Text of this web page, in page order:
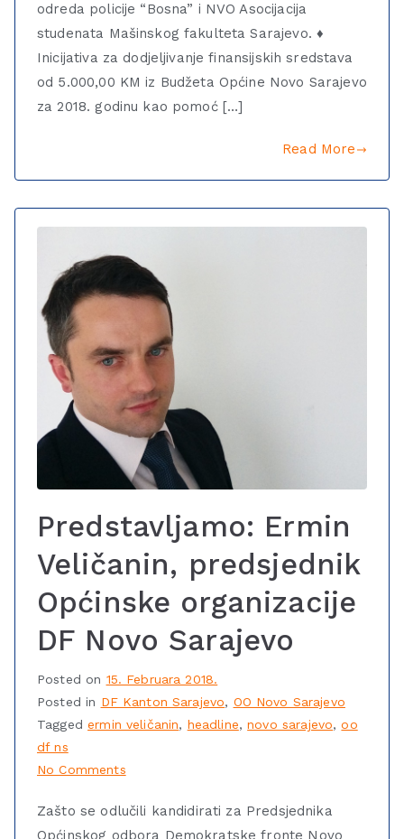
odreda policije “Bosna” i NVO Asocijacija
studenata Mašinskog fakulteta Sarajevo. ♦
Inicijativa za dodjeljivanje finansijskih sredstava
od 5.000,00 KM iz Budžeta Općine Novo Sarajevo
za 2018. godinu kao pomoć […]
Read More
Predstavljamo: Ermin
Veličanin, predsjednik
Općinske organizacije
DF Novo Sarajevo
Posted on 15. Februara 2018.
Posted in DF Kanton Sarajevo, OO Novo Sarajevo
Taggedermin veličanin, headline,novo sarajevo,oo
df ns
No Comments
Zašto se odlučili kandidirati za Predsjednika
Općinskog odbora Demokratske fronte Novo